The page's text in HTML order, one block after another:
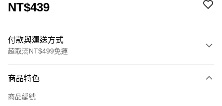
NT$439
付款與運送方式
超取滿NT$499免運
icash Pay
信用卡一次付款
商品特色
商品編號